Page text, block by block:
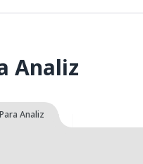
Analiz
Analiz